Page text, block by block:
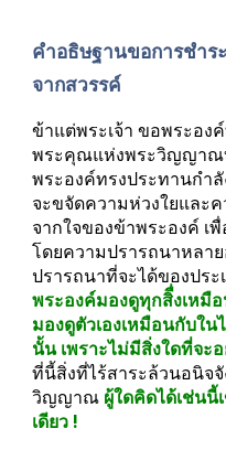
คำอธิษฐานขอการชำ
จากสวรรค์
ข้าแต่พระเจ้า ขอพระอง
พระคุณแห่งพระวิญญาณ
พระองค์ทรงประทานกำ
จะขจัดความห่วงใยและ
จากใจของข้าพระองค์ เ
โดยความปรารถนาหลา
ปรารถนาที่จะได้ของปร
พระองค์มองดูทุกสิื่งเหมื
มองดูตัวเองเหมือนกับใ
นั้น เพราะไม่มีสิ่งใดที่จะ
ที่นี้สิ่งที่ไร้สาระล้วนอนิจ
วิญญาณ ผู้ใดคิดได้เช่น
เดียว !